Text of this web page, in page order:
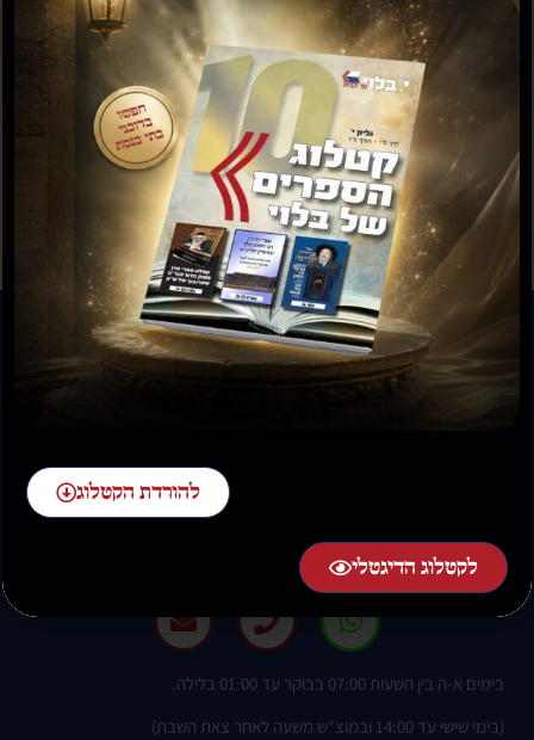
תורה שלימה סט ב' כרכים
₪50.00 – ₪ 100.00
תורה כפשוטה
35.00 ₪25.00
להזמנות חייגו:
02-58-58-58-1 שלוחה 2
בימים א-ה בין השעות 07:00 בבוקר עד 01:00 בלילה.
(בימי שישי עד 14:00 ובמוצ"ש משעה לאחר צאת השבת)
להורדת הקטלוג
לקטלוג הדיגטלי